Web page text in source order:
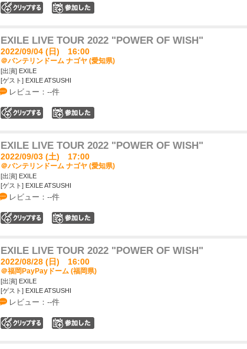
EXILE LIVE TOUR 2022 "POWER OF WISH"
2022/09/04 (日) 16:00
＠バンテリンドーム ナゴヤ (愛知県)
[出演] EXILE
[ゲスト] EXILE ATSUSHI
レビュー：--件
EXILE LIVE TOUR 2022 "POWER OF WISH"
2022/09/03 (土) 17:00
＠バンテリンドーム ナゴヤ (愛知県)
[出演] EXILE
[ゲスト] EXILE ATSUSHI
レビュー：--件
EXILE LIVE TOUR 2022 "POWER OF WISH"
2022/08/28 (日) 16:00
＠福岡PayPayドーム (福岡県)
[出演] EXILE
[ゲスト] EXILE ATSUSHI
レビュー：--件